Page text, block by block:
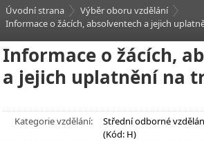
Úvodní strana
Výběr oboru vzdělání
Informace o žácích, absolventech a jejich
Informace o žácích,
a jejich uplatnění na
Kategorie vzdělání:
Střední odborné
(Kód: H)